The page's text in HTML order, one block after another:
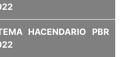
HACENDARIO PBR